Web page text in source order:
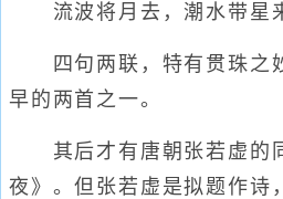
流波将月去，潮水带星
四句两联，特有贯珠之
早的两首之一。
其后才有唐朝张若虚的
夜》。但张若虚是拟题作诗